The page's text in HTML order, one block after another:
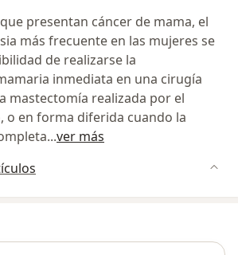
presentan cáncer de mama, el
más frecuente en las mujeres se
de realizarse la
inmediata en una cirugía
mastectomía realizada por el
o en forma diferida cuando la
...ver más